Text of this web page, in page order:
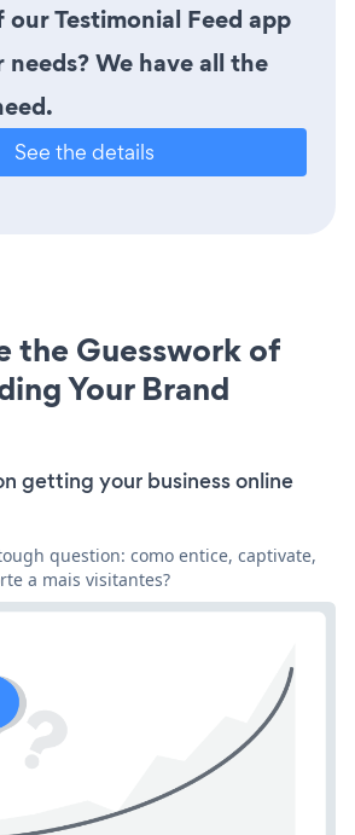
Testimonial Feed app
We have all the
See the details
the Guesswork of
Your Brand
getting your business online
question: como entice, captivate,
a mais visitantes?